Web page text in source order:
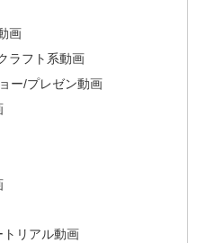
画
ラフト系動画
ー/プレゼン動画
リアル動画